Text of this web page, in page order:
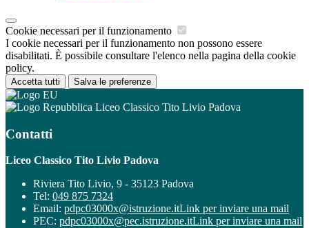
Cookie necessari per il funzionamento
I cookie necessari per il funzionamento non possono essere
disabilitati. È possibile consultare l'elenco nella pagina della cookie
policy.
Accetta tutti Salva le preferenze
Liceo Classico Tito Livio Padova
Contatti
Liceo Classico Tito Livio Padova
Riviera Tito Livio, 9 - 35123 Padova
Tel: 049 875 7324
Email: pdpc03000x@istruzione.itLink per inviare una mail
PEC: pdpc03000x@pec.istruzione.itLink per inviare una mail